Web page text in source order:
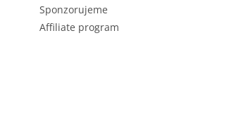
Sponzorujeme
Affiliate program